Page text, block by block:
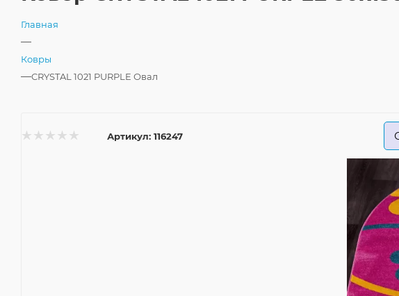
Главная
—
Ковры
—CRYSTAL 1021 PURPLE Овал
Артикул: 116247